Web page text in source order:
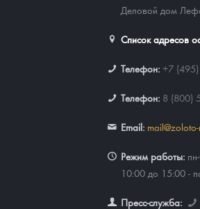
Деловой дом
Список адресов
Телефон: +7
Телефон: 8 (800)
Email:
Режим работы:
10:00 до 15:00 -
Пресс-служба: